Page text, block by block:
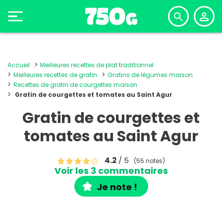
Accueil
Meilleures recettes de plat traditionnel
Meilleures recettes de gratin
Gratins de légumes maison
Recettes de gratin de courgettes maison
Gratin de courgettes et tomates au Saint Agur
Gratin de courgettes et
tomates au Saint Agur
4.2/ 5 (55 notes)
Voir les 3 commentaires
Je note !